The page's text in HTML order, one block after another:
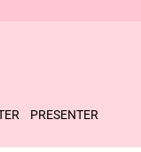
PRESENTER